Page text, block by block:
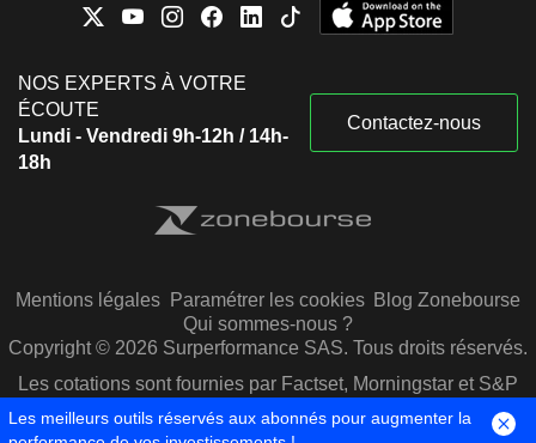
NOS EXPERTS À VOTRE
ÉCOUTE
Lundi - Vendredi 9h-12h / 14h-
18h
Contactez-nous
Mentions légales Paramétrer les cookies Blog Zonebourse
Qui sommes-nous ?
Copyright © 2026 Surperformance SAS. Tous droits réservés.
Les cotations sont fournies par Factset, Morningstar et S&P
Capital IQ
Les meilleurs outils réservés aux abonnés pour augmenter la